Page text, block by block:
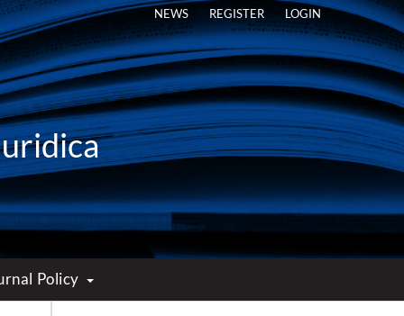
Policy
NEWS REGISTER LOGIN